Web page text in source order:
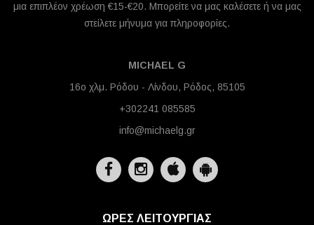
μια επιπλέον χρέωση €15-€20. Μπορείτε να μας καλέσετε ή να μας
στείλετε μήνυμα για πληροφορίες.
MICHAEL G
16ο χλμ. Ρόδου - Λίνδου, Ρόδος, 85105
+302241 085585
info@michaelg.gr
ΩΡΕΣ ΛΕΙΤΟΥΡΓΙΑΣ